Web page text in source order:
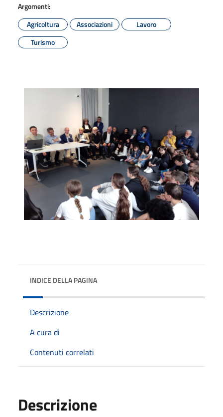
Argomenti:
Agricoltura
Associazioni
Lavoro
Turismo
INDICE DELLA PAGINA
Descrizione
A cura di
Contenuti correlati
Descrizione